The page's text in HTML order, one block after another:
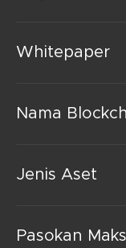
Whitepaper
Nama
Jenis Aset
Pasokan